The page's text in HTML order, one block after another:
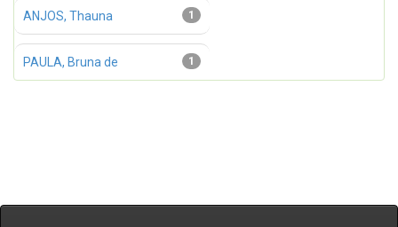
1
ANJOS, Thauna
1
PAULA, Bruna de